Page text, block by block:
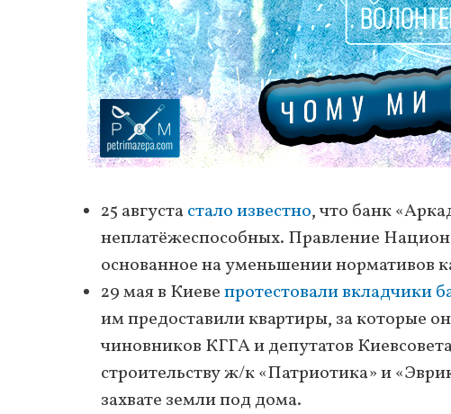
25 августастало известно, что банк
неплатёжеспособных. Правление
основанное на уменьшении нормативов
29 мая в Киевепротестовали вкладчики
им предоставили квартиры, за которые
чиновников КГГА и депутатов
строительству ж/к «Патриотика» и
захвате земли под дома.